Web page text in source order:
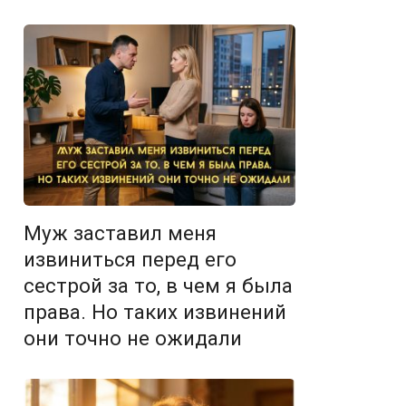
Муж заставил меня
извиниться перед его
сестрой за то, в чем я была
права. Но таких извинений
они точно не ожидали